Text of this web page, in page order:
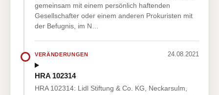
gemeinsam mit einem persönlich haftenden
Gesellschafter oder einem anderen Prokuristen mit
der Befugnis, im N…
VERÄNDERUNGEN 24.08.2021
HRA 102314
HRA 102314: Lidl Stiftung & Co. KG, Neckarsulm,